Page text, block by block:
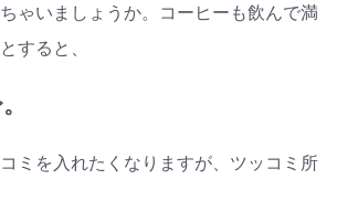
ゃいましょうか。コーヒーも飲んで満
すると、
ミを入れたくなりますが、ツッコミ所